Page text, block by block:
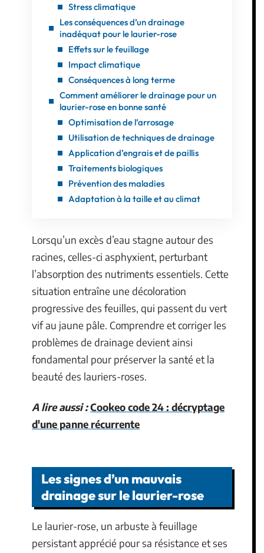
Stress climatique
Les conséquences d’un drainage
inadéquat pour le laurier-rose
Effets sur le feuillage
Impact climatique
Conséquences à long terme
Comment améliorer le drainage pour un
laurier-rose en bonne santé
Optimisation de l’arrosage
Utilisation de techniques de drainage
Application d’engrais et de paillis
Traitements biologiques
Prévention des maladies
Adaptation à la taille et au climat
Lorsqu’un excès d’eau stagne autour des
racines, celles-ci asphyxient, perturbant
l’absorption des nutriments essentiels. Cette
situation entraîne une décoloration
progressive des feuilles, qui passent du vert
vif au jaune pâle. Comprendre et corriger les
problèmes de drainage devient ainsi
fondamental pour préserver la santé et la
beauté des lauriers-roses.
A lire aussi :Cookeo code 24 : décryptage
d'une panne récurrente
Les signes d’un mauvais
drainage sur le laurier-rose
Le laurier-rose, un arbuste à feuillage
persistant apprécié pour sa résistance et ses